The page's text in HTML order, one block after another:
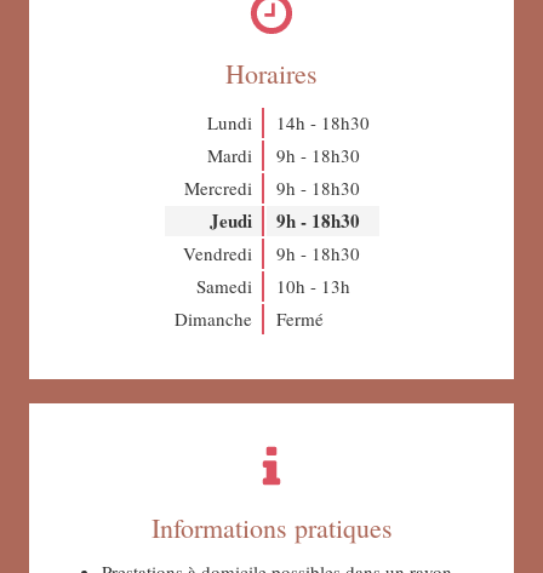
Horaires
Lundi
14h - 18h30
Mardi
9h - 18h30
Mercredi
9h - 18h30
Jeudi 9h - 18h30
Vendredi
9h - 18h30
Samedi
10h - 13h
Dimanche
Fermé
Informations pratiques